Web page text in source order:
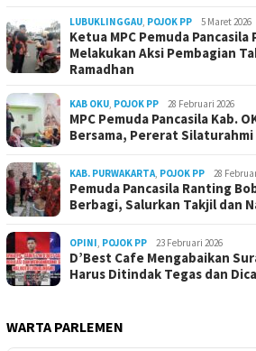
LUBUKLINGGAU, POJOK PP 5 Maret 2026
Ketua MPC Pemuda
Melakukan Aksi Pembagian
Ramadhan
KAB OKU, POJOK PP 28 Februari 2026
MPC Pemuda Pancasila Kab.
Bersama, Pererat Silaturahmi
KAB. PURWAKARTA, POJOK PP 28
Pemuda Pancasila Ranting
Berbagi, Salurkan Takjil dan
OPINI, POJOK PP 23 Februari 2026
D’Best Cafe Mengabaikan
Harus Ditindak Tegas dan
WARTA PARLEMEN